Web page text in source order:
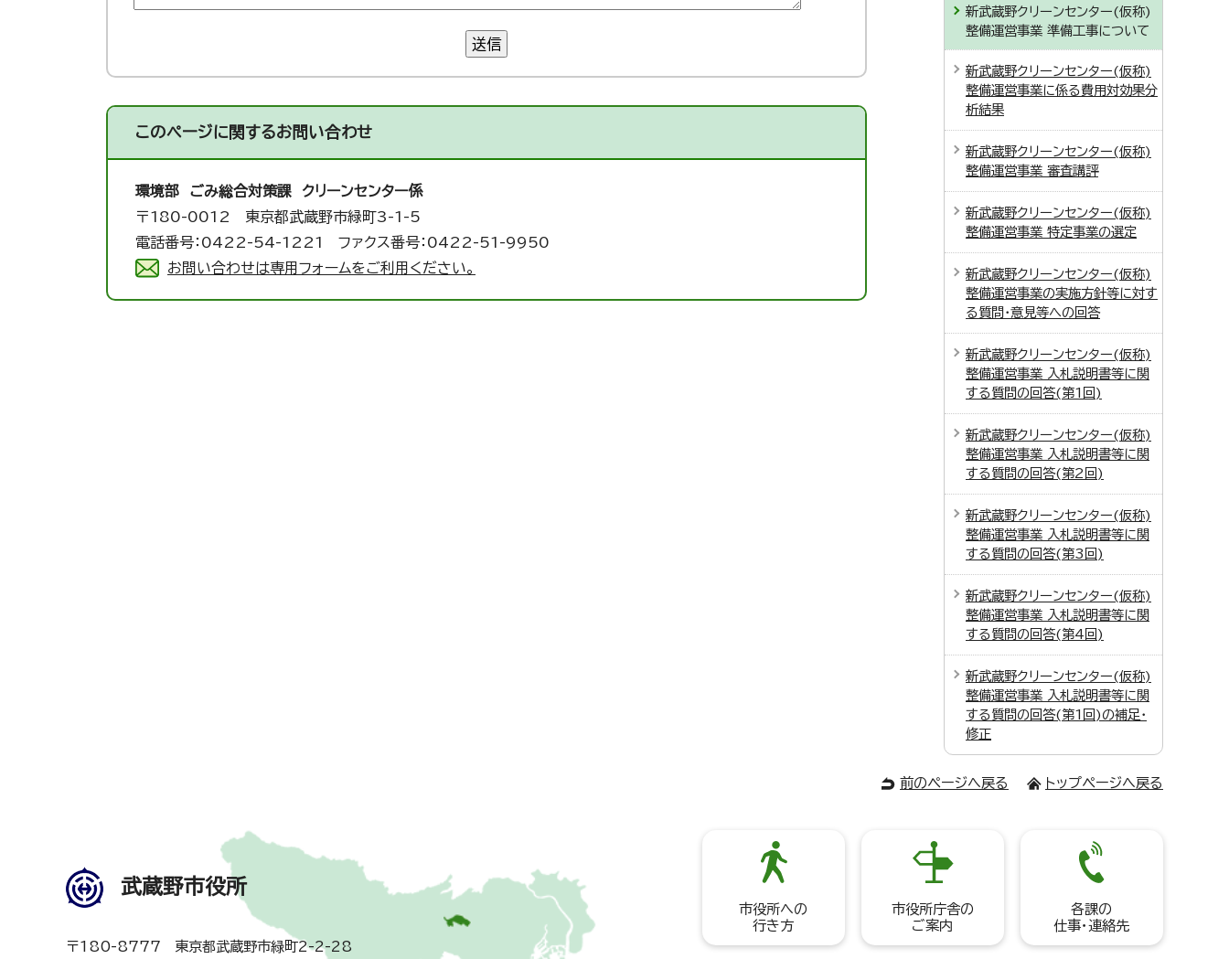
送信
このページに関するお問い合わせ
環境部 ごみ総合対策課 クリーンセンター係
〒180-0012 東京都武蔵野市緑町3-1-5
電話番号：0422-54-1221 ファクス番号：0422-51-9950
お問い合わせは専用フォームをご利用ください。
新武蔵野クリーンセンター(仮称)
整備運営事業 準備工事について
新武蔵野クリーンセンター(仮称)
整備運営事業に係る費用対効果分
析結果
新武蔵野クリーンセンター(仮称)
整備運営事業 審査講評
新武蔵野クリーンセンター(仮称)
整備運営事業 特定事業の選定
新武蔵野クリーンセンター(仮称)
整備運営事業の実施方針等に対す
る質問・意見等への回答
新武蔵野クリーンセンター(仮称)
整備運営事業 入札説明書等に関
する質問の回答(第1回)
新武蔵野クリーンセンター(仮称)
整備運営事業 入札説明書等に関
する質問の回答(第2回)
新武蔵野クリーンセンター(仮称)
整備運営事業 入札説明書等に関
する質問の回答(第3回)
新武蔵野クリーンセンター(仮称)
整備運営事業 入札説明書等に関
する質問の回答(第4回)
新武蔵野クリーンセンター(仮称)
整備運営事業 入札説明書等に関
する質問の回答(第1回)の補足・
修正
前のページへ戻る トップページへ戻る
武蔵野市役所
〒180-8777 東京都武蔵野市緑町2-2-28
市役所への
行き方
市役所庁舎の
ご案内
各課の
仕事・連絡先